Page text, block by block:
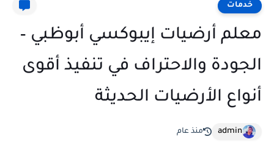
خدمات
معلم أرضيات إيبوكسي أبوظبي –
الجودة والاحتراف في تنفيذ أقوى
أنواع الأرضيات الحديثة
admin منذ عام